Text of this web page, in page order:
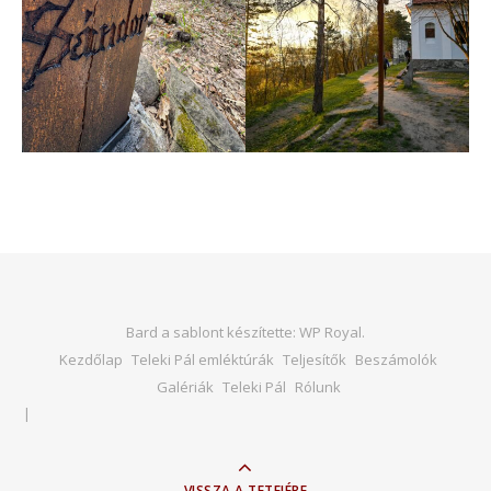
Bard a sablont készítette: WP Royal.
Kezdőlap Teleki Pál emléktúrák Teljesítők Beszámolók
Galériák Teleki Pál Rólunk